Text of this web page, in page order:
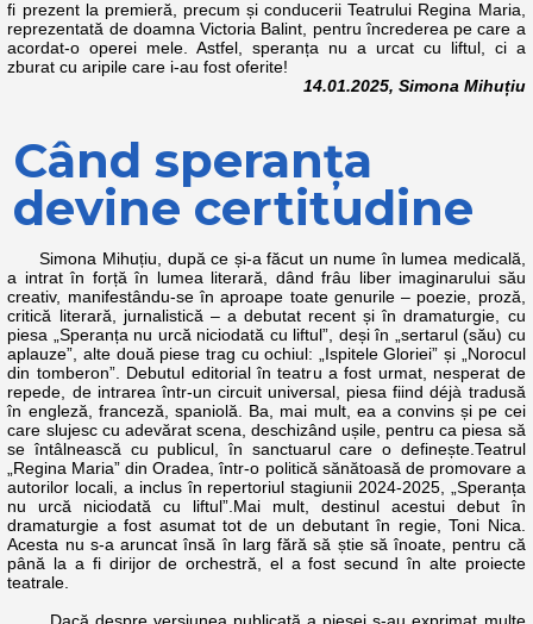
fi prezent la premieră, precum și conducerii Teatrului Regina Maria,
reprezentată de doamna Victoria Balint, pentru încrederea pe care a
acordat-o operei mele. Astfel, speranța nu a urcat cu liftul, ci a
zburat cu aripile care i-au fost oferite!
14.01.2025, Simona Mihuțiu
Când speranța
devine certitudine
Simona Mihuțiu, după ce și-a făcut un nume în lumea medicală,
a intrat în forță în lumea literară, dând frâu liber imaginarului său
creativ, manifestându-se în aproape toate genurile – poezie, proză,
critică literară, jurnalistică – a debutat recent și în dramaturgie, cu
piesa „Speranța nu urcă niciodată cu liftul”, deși în „sertarul (său) cu
aplauze”, alte două piese trag cu ochiul: „Ispitele Gloriei” și „Norocul
din tomberon”. Debutul editorial în teatru a fost urmat, nesperat de
repede, de intrarea într-un circuit universal, piesa fiind déjà tradusă
în engleză, franceză, spaniolă. Ba, mai mult, ea a convins și pe cei
care slujesc cu adevărat scena, deschizând ușile, pentru ca piesa să
se întâlnească cu publicul, în sanctuarul care o definește.Teatrul
„Regina Maria” din Oradea, într-o politică sănătoasă de promovare a
autorilor locali, a inclus în repertoriul stagiunii 2024-2025, „Speranța
nu urcă niciodată cu liftul”.Mai mult, destinul acestui debut în
dramaturgie a fost asumat tot de un debutant în regie, Toni Nica.
Acesta nu s-a aruncat însă în larg fără să știe să înoate, pentru că
până la a fi dirijor de orchestră, el a fost secund în alte proiecte
teatrale.